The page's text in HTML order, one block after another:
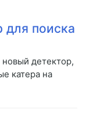
для поиска
детектор,
катера на